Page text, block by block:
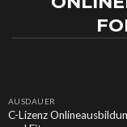
AUSDAUER
C-Lizenz